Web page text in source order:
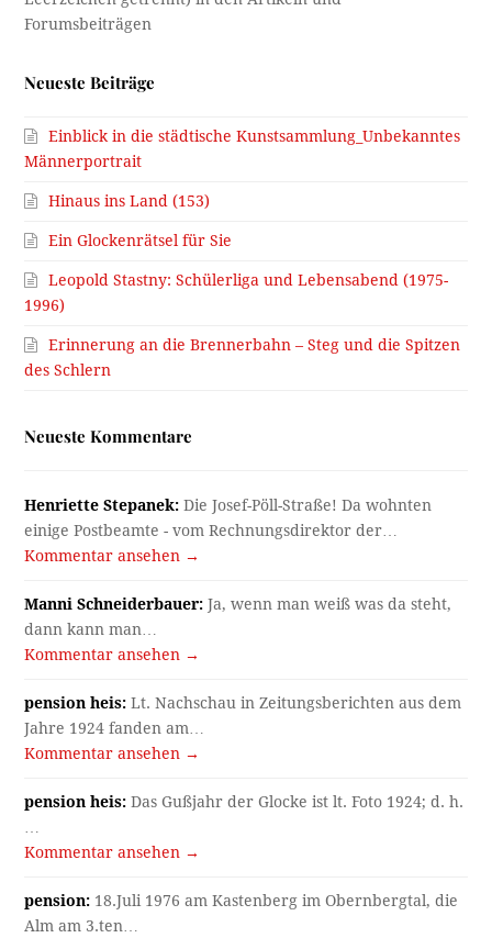
Neueste Beiträge
Einblick in die städtische Kunstsammlung_Unbekanntes
Männerportrait
Hinaus ins Land (153)
Ein Glockenrätsel für Sie
Leopold Stastny: Schülerliga und Lebensabend (1975-
1996)
Erinnerung an die Brennerbahn – Steg und die Spitzen
des Schlern
Neueste Kommentare
Henriette Stepanek: Die Josef-Pöll-Straße! Da wohnten
einige Postbeamte - vom Rechnungsdirektor der…
Kommentar ansehen →
Manni Schneiderbauer: Ja, wenn man weiß was da steht,
dann kann man…
Kommentar ansehen →
pension heis: Lt. Nachschau in Zeitungsberichten aus dem
Jahre 1924 fanden am…
Kommentar ansehen →
pension heis: Das Gußjahr der Glocke ist lt. Foto 1924; d. h.
Kommentar ansehen →
pension: 18.Juli 1976 am Kastenberg im Obernbergtal, die
Alm am 3.ten…